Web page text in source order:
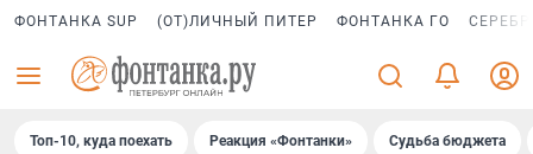
ФОНТАНКА SUP (ОТ)ЛИЧНЫЙ ПИТЕР ФОНТАНКА ГО
Топ-10, куда поехать Реакция «Фонтанки» Судьба бюджета